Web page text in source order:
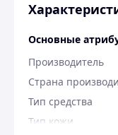
Основные
Производитель
Страна
Тип средства
Тип кожи